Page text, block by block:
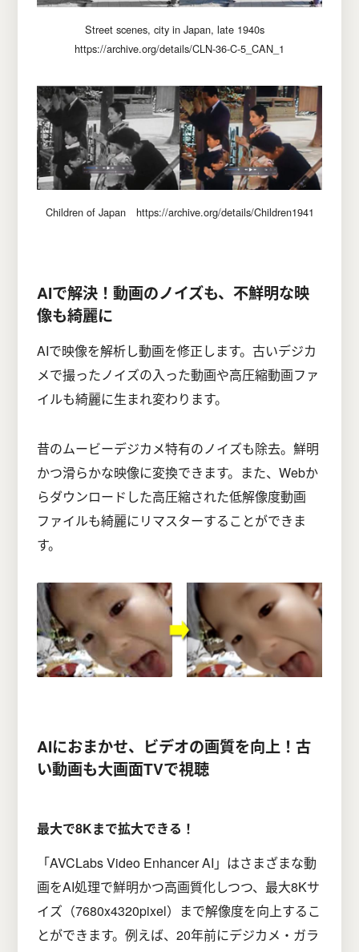
Street scenes, city in Japan, late 1940s
https://archive.org/details/CLN-36-C-5_CAN_1
Children of Japan https://archive.org/details/Children1941
AIで解決！動画のノイズも、不鮮明な映
像も綺麗に
AIで映像を解析し動画を修正します。古いデジカ
メで撮ったノイズの入った動画や高圧縮動画ファ
イルも綺麗に生まれ変わります。
昔のムービーデジカメ特有のノイズも除去。鮮明
かつ滑らかな映像に変換できます。また、Webか
らダウンロードした高圧縮された低解像度動画
ファイルも綺麗にリマスターすることができま
す。
AIにおまかせ、ビデオの画質を向上！古
い動画も大画面TVで視聴
最大で8Kまで拡大できる！
「AVCLabs Video Enhancer AI」はさまざまな動
画をAI処理で鮮明かつ高画質化しつつ、最大8Kサ
イズ（7680x4320pixel）まで解像度を向上するこ
とができます。例えば、20年前にデジカメ・ガラ